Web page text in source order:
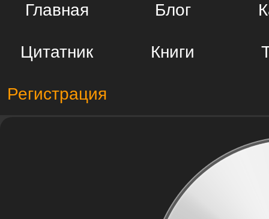
Главная Блог
Цитатник Книги
Регистрация